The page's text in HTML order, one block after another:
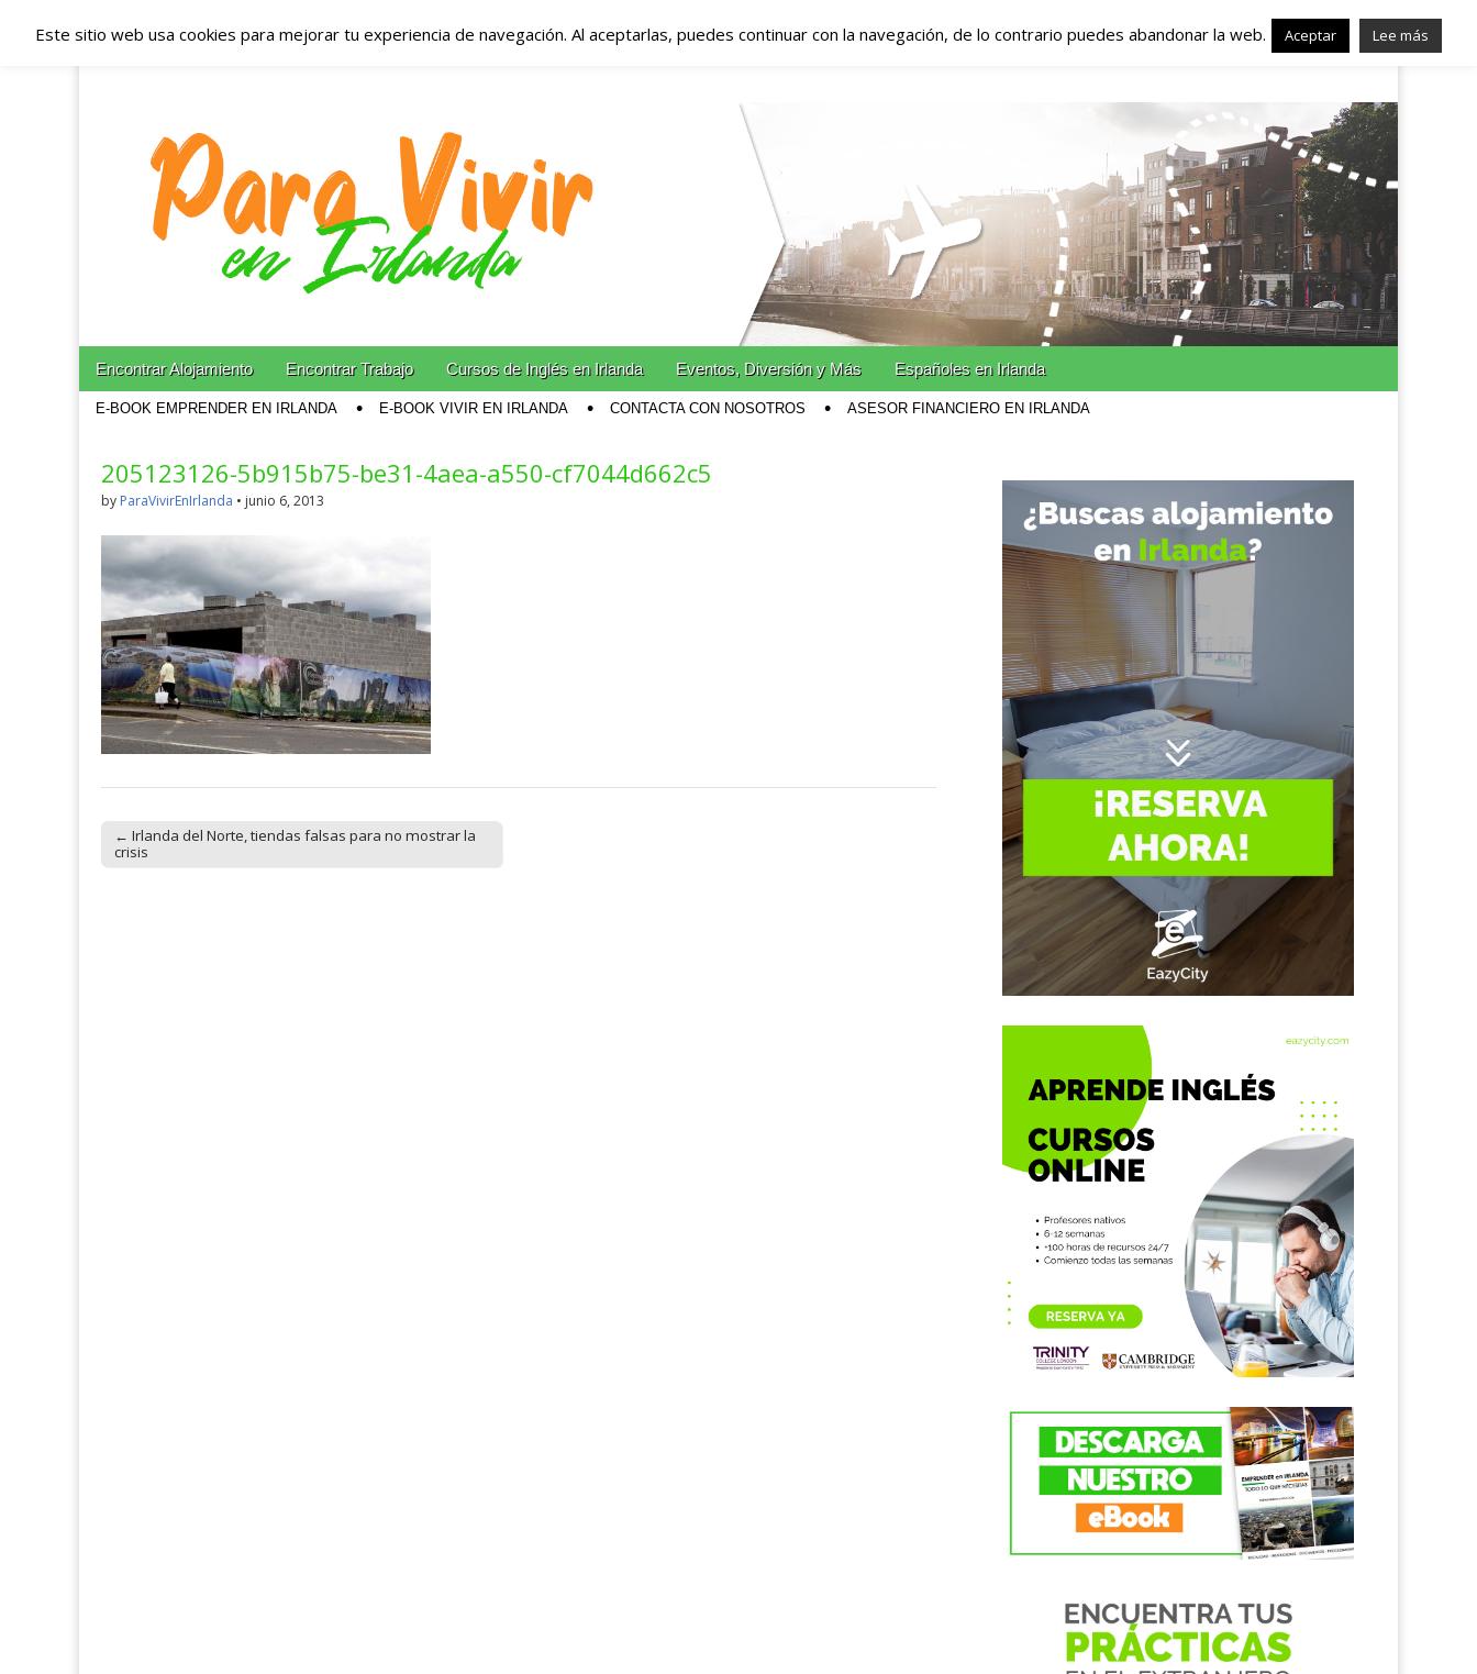
Españoles en Irlanda – Vivir en Irlanda – Trabajo en
Irlanda – Alojamiento en Irlanda
Blog dedicado a los que viven, estudian y trabajan en Irlanda!
Main menu
Skip to content
Encontrar Alojamiento Encontrar Trabajo Cursos de Inglés en Irlanda Eventos, Diversión y Más Españoles en Irlanda
E-BOOK EMPRENDER EN IRLANDA E-BOOK VIVIR EN IRLANDA CONTACTA CON NOSOTROS ASESOR FINANCIERO EN IRLANDA
205123126-5b915b75-be31-4aea-a550-cf7044d662c5
by ParaVivirEnIrlanda • junio 6, 2013
Post navigation
← Irlanda del Norte, tiendas falsas para no mostrar la
crisis
Este sitio web usa cookies para mejorar tu experiencia de navegación. Al aceptarlas, puedes continuar con la navegación, de lo contrario puedes abandonar la web. Aceptar Lee más